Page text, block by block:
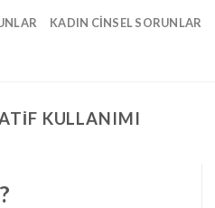
KADIN CINSEL SORUNLAR
KULLANIMI